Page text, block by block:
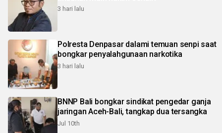
3 hari lalu
Polresta Denpasar dalami temuan senpi saat
bongkar penyalahgunaan narkotika
3 hari lalu
BNNP Bali bongkar sindikat pengedar ganja
jaringan Aceh-Bali, tangkap dua tersangka
Jul 10th